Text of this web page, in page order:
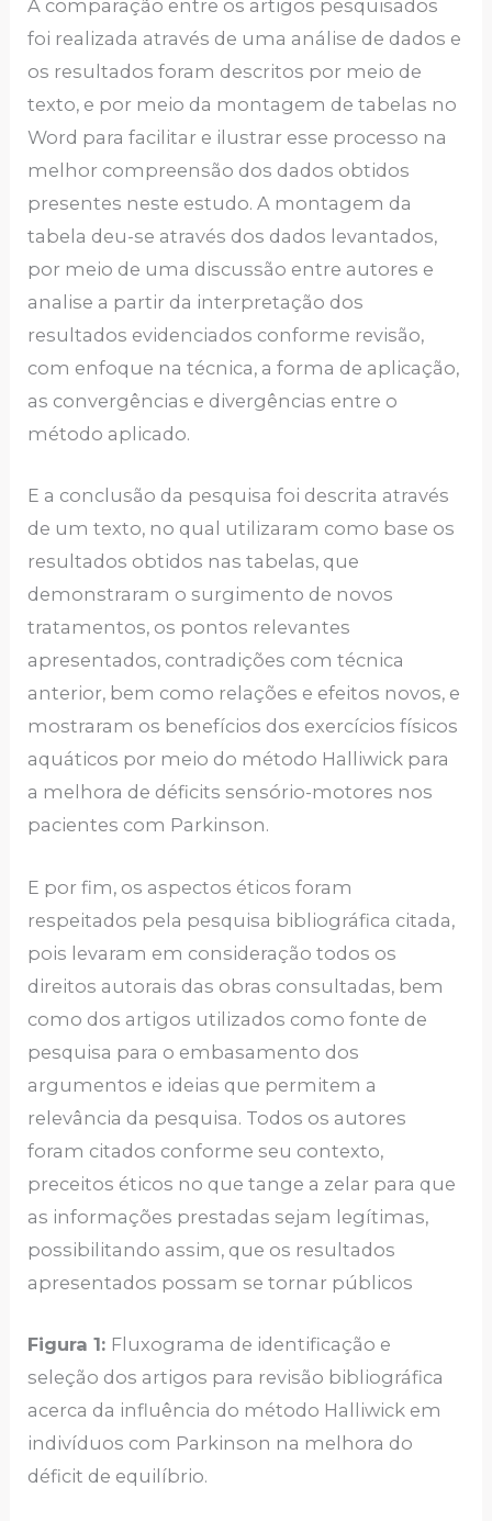
A comparação entre os artigos pesquisados
foi realizada através de uma análise de dados e
os resultados foram descritos por meio de
texto, e por meio da montagem de tabelas no
Word para facilitar e ilustrar esse processo na
melhor compreensão dos dados obtidos
presentes neste estudo. A montagem da
tabela deu-se através dos dados levantados,
por meio de uma discussão entre autores e
analise a partir da interpretação dos
resultados evidenciados conforme revisão,
com enfoque na técnica, a forma de aplicação,
as convergências e divergências entre o
método aplicado.
E a conclusão da pesquisa foi descrita através
de um texto, no qual utilizaram como base os
resultados obtidos nas tabelas, que
demonstraram o surgimento de novos
tratamentos, os pontos relevantes
apresentados, contradições com técnica
anterior, bem como relações e efeitos novos, e
mostraram os benefícios dos exercícios físicos
aquáticos por meio do método Halliwick para
a melhora de déficits sensório-motores nos
pacientes com Parkinson.
E por fim, os aspectos éticos foram
respeitados pela pesquisa bibliográfica citada,
pois levaram em consideração todos os
direitos autorais das obras consultadas, bem
como dos artigos utilizados como fonte de
pesquisa para o embasamento dos
argumentos e ideias que permitem a
relevância da pesquisa. Todos os autores
foram citados conforme seu contexto,
preceitos éticos no que tange a zelar para que
as informações prestadas sejam legítimas,
possibilitando assim, que os resultados
apresentados possam se tornar públicos
Figura 1: Fluxograma de identificação e
seleção dos artigos para revisão bibliográfica
acerca da influência do método Halliwick em
indivíduos com Parkinson na melhora do
déficit de equilíbrio.